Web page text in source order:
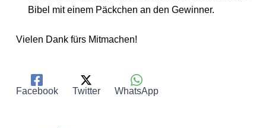
Bibel mit einem Päckchen an den Gewinner.
Vielen Dank fürs Mitmachen!
Facebook Twitter WhatsApp